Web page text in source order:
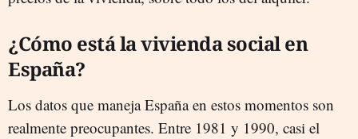
¿Cómo está la vivienda social en
España?
Los datos que maneja España en estos momentos son
realmente preocupantes. Entre 1981 y 1990, casi el